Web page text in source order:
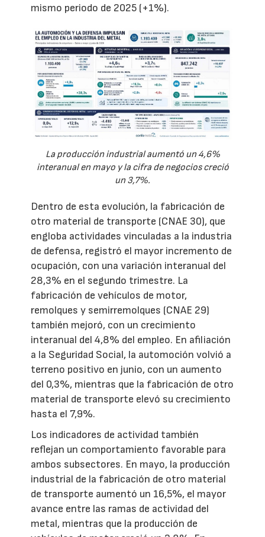
mismo periodo de 2025 (+1%).
La producción industrial aumentó un 4,6%
interanual en mayo y la cifra de negocios creció
un 3,7%.
Dentro de esta evolución, la fabricación de
otro material de transporte (CNAE 30), que
engloba actividades vinculadas a la industria
de defensa, registró el mayor incremento de
ocupación, con una variación interanual del
28,3% en el segundo trimestre. La
fabricación de vehículos de motor,
remolques y semirremolques (CNAE 29)
también mejoró, con un crecimiento
interanual del 4,8% del empleo. En afiliación
a la Seguridad Social, la automoción volvió a
terreno positivo en junio, con un aumento
del 0,3%, mientras que la fabricación de otro
material de transporte elevó su crecimiento
hasta el 7,9%.
Los indicadores de actividad también
reflejan un comportamiento favorable para
ambos subsectores. En mayo, la producción
industrial de la fabricación de otro material
de transporte aumentó un 16,5%, el mayor
avance entre las ramas de actividad del
metal, mientras que la producción de